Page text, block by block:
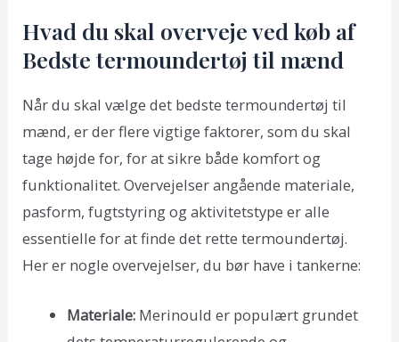
Hvad du skal overveje ved køb af
Bedste termoundertøj til mænd
Når du skal vælge det bedste termoundertøj til
mænd, er der flere vigtige faktorer, som du skal
tage højde for, for at sikre både komfort og
funktionalitet. Overvejelser angående materiale,
pasform, fugtstyring og aktivitetstype er alle
essentielle for at finde det rette termoundertøj.
Her er nogle overvejelser, du bør have i tankerne:
Materiale:Merinould er populært grundet